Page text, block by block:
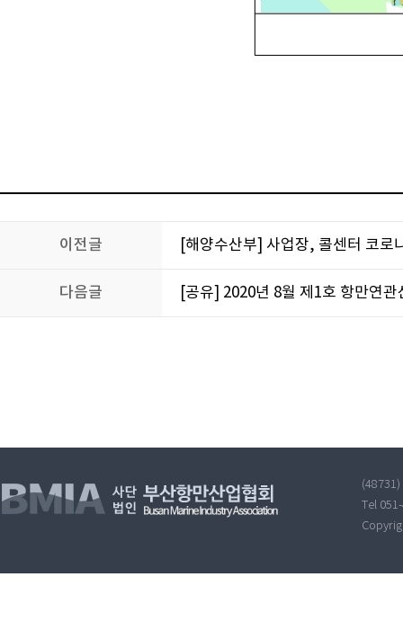
이전글 [해양수산부] 사업장, 콜센터 코
다음글 [공유] 2020년 8월 제1호 항만연
(48731)
Tel